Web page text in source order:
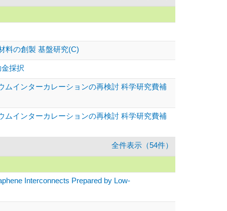
料の創製 基盤研究(C)
採択
ムインターカレーションの再検討 科学研究費補
ムインターカレーションの再検討 科学研究費補
全件表示（54件）
Interconnects Prepared by Low-